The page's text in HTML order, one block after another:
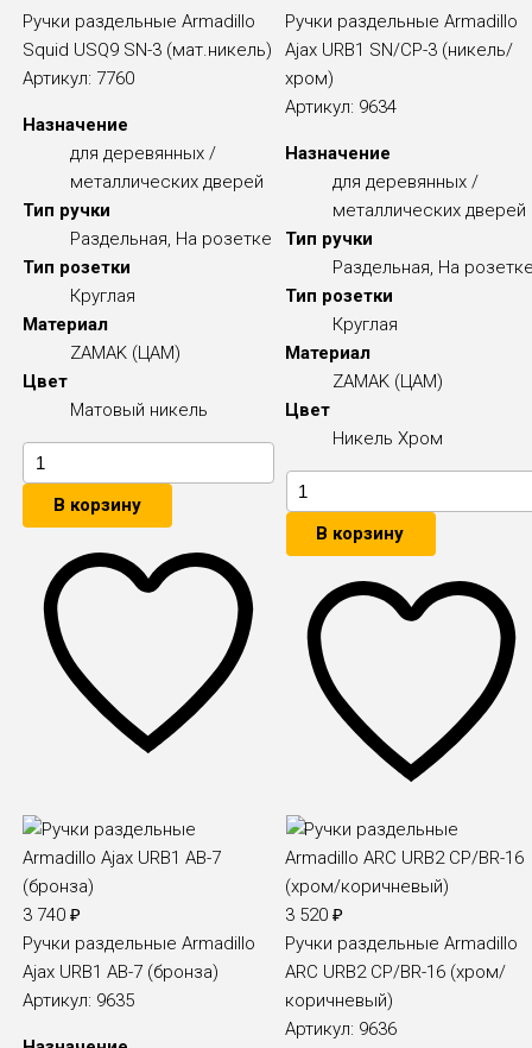
Ручки раздельные Armadillo
Squid USQ9 SN-3 (мат.никель)
Артикул: 7760
Назначение
для деревянных /
металлических дверей
Тип ручки
Раздельная, На розетке
Тип розетки
Круглая
Материал
ZAMAK (ЦАМ)
Цвет
Матовый никель
В корзину
Ручки раздельные Armadillo
Ajax URB1 SN/CP-3 (никель/
хром)
Артикул: 9634
Назначение
для деревянных /
металлических дверей
Тип ручки
Раздельная, На
Тип розетки
Круглая
Материал
ZAMAK (ЦАМ)
Цвет
Никель Хром
В корзину
3 740₽
Ручки раздельные Armadillo
Ajax URB1 АВ-7 (бронза)
Артикул: 9635
3 520₽
Ручки раздельные Armadillo
ARC URB2 CP/BR-16 (xром/
коричневый)
Артикул: 9636